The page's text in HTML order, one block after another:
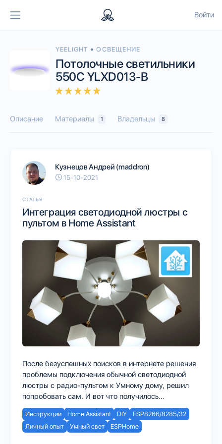
Войти
YEELIGHT • ОСВЕЩЕНИЕ
Потолочные светильники
550C YLXD013-B
Описание Материалы 1 Владельцы 8
Кузнецов Андрей (maddron)
15-10-2021
СТАТЬЯ
Интеграция светодиодной люстры с
пультом в Home Assistant
После безуспешных поисков в интернете решения
проблемы подключения обычной светодиодной
люстры с радио-пультом к Умному дому, решил
попробовать сам. И вот что получилось...
Инструкции Home Assistant DIY
ESP8266/8285/32
Личный опыт
Умный свет ESPHome